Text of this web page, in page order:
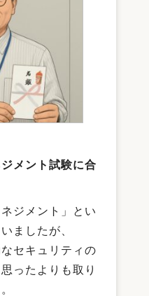
メント試験に合
ジメント」とい
ましたが、
セキュリティの
ったよりも取り